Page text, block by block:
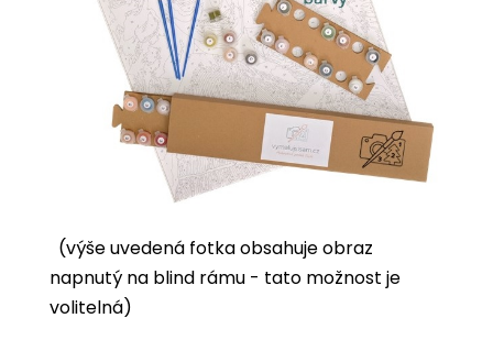
(výše uvedená fotka obsahuje obraz
napnutý na blind rámu - tato možnost je
volitelná)